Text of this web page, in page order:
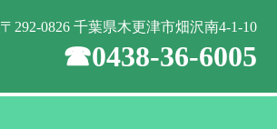
〒292-0826 千葉県木更津市畑沢南4-1-10
☎0438-36-6005